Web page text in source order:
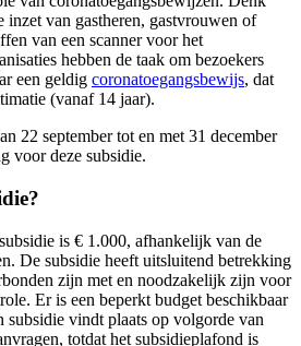
van gastheren, gastvrouwen of
van een scanner voor het
hebben de taak om bezoekers
een geldig coronatoegangsbewijs, dat
(vanaf 14 jaar).
22 september tot en met 31 december
voor deze subsidie.
is € 1.000, afhankelijk van de
De subsidie heeft uitsluitend betrekking
zijn met en noodzakelijk zijn voor
Er is een beperkt budget beschikbaar
subsidie vindt plaats op volgorde van
totdat het subsidieplafond is